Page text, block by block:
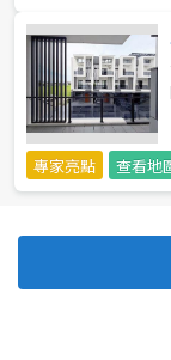
預設排序
價格從高到低
專家亮點
查看地